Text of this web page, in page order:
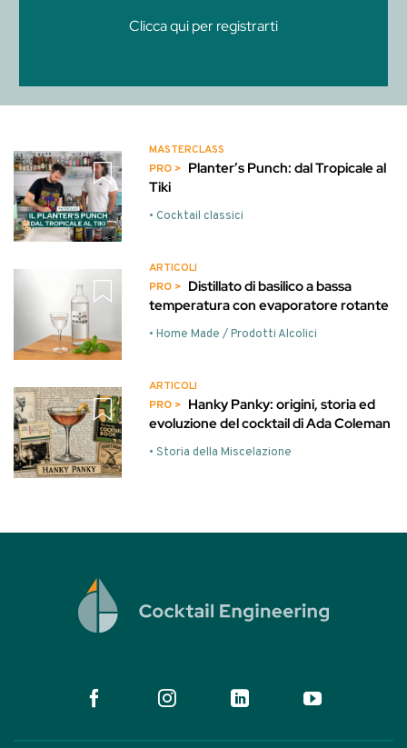
Clicca qui per registrarti
MASTERCLASS
Planter’s Punch: dal Tropicale al
Tiki
• Cocktail classici
ARTICOLI
Distillato di basilico a bassa
temperatura con evaporatore rotante
• Home Made / Prodotti Alcolici
ARTICOLI
Hanky Panky: origini, storia ed
evoluzione del cocktail di Ada Coleman
• Storia della Miscelazione